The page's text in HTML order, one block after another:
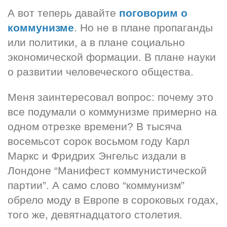
А вот теперь давайте поговорим о
коммунизме. Но не в плане пропаганды
или политики, а в плане социально
экономической формации. В плане науки
о развитии человеческого общества.
Меня заинтересовал вопрос: почему это
все подумали о коммунизме примерно на
одном отрезке времени? В тысяча
восемьсот сорок восьмом году Карл
Маркс и Фридрих Энгельс издали в
Лондоне “Манифест коммунистической
партии”. А само слово “коммунизм”
обрело моду в Европе в сороковых годах,
того же, девятнадцатого столетия.